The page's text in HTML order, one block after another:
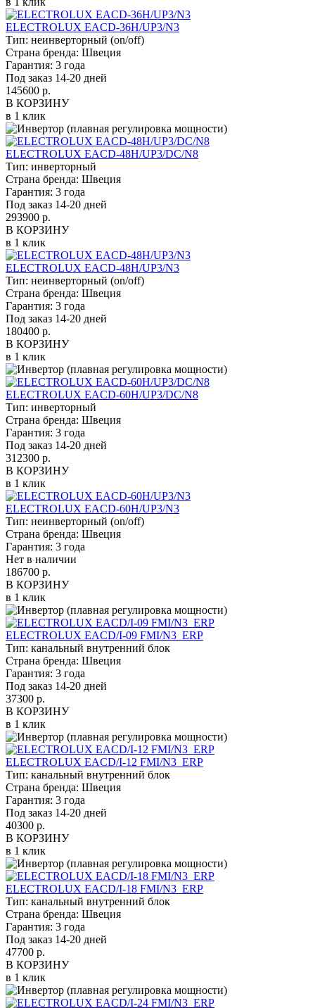
ELECTROLUX EACD-36H/UP3/N3
Тип: неинверторный (on/off)
Страна бренда: Швеция
Гарантия: 3 года
Под заказ 14-20 дней
145600 р.
В КОРЗИНУ
в 1 клик
ELECTROLUX EACD-48H/UP3/DC/N8
Тип: инверторный
Страна бренда: Швеция
Гарантия: 3 года
Под заказ 14-20 дней
293900 р.
В КОРЗИНУ
в 1 клик
ELECTROLUX EACD-48H/UP3/N3
Тип: неинверторный (on/off)
Страна бренда: Швеция
Гарантия: 3 года
Под заказ 14-20 дней
180400 р.
В КОРЗИНУ
в 1 клик
ELECTROLUX EACD-60H/UP3/DC/N8
Тип: инверторный
Страна бренда: Швеция
Гарантия: 3 года
Под заказ 14-20 дней
312300 р.
В КОРЗИНУ
в 1 клик
ELECTROLUX EACD-60H/UP3/N3
Тип: неинверторный (on/off)
Страна бренда: Швеция
Гарантия: 3 года
Нет в наличии
186700 р.
В КОРЗИНУ
в 1 клик
ELECTROLUX EACD/I-09 FMI/N3_ERP
Тип: канальный внутренний блок
Страна бренда: Швеция
Гарантия: 3 года
Под заказ 14-20 дней
37300 р.
В КОРЗИНУ
в 1 клик
ELECTROLUX EACD/I-12 FMI/N3_ERP
Тип: канальный внутренний блок
Страна бренда: Швеция
Гарантия: 3 года
Под заказ 14-20 дней
40300 р.
В КОРЗИНУ
в 1 клик
ELECTROLUX EACD/I-18 FMI/N3_ERP
Тип: канальный внутренний блок
Страна бренда: Швеция
Гарантия: 3 года
Под заказ 14-20 дней
47700 р.
В КОРЗИНУ
в 1 клик